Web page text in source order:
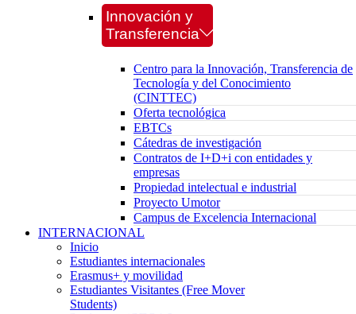
Innovación y
Transferencia
Centro para la Innovación, Transferencia de
Tecnología y del Conocimiento
(CINTTEC)
Oferta tecnológica
EBTCs
Cátedras de investigación
Contratos de I+D+i con entidades y
empresas
Propiedad intelectual e industrial
Proyecto Umotor
Campus de Excelencia Internacional
INTERNACIONAL
Inicio
Estudiantes internacionales
Erasmus+ y movilidad
Estudiantes Visitantes (Free Mover
Students)